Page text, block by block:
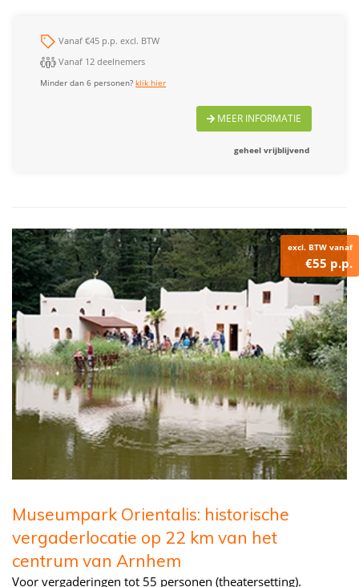
Vanaf €45 p.p. excl. BTW
Vanaf 12 deelnemers
Minder dan 6 personen?klik hier
MEER INFORMATIE
geheel vrijblijvend
excl. BTW vanaf
€55 p.p.
Museumpark Orientalis: historische
vergaderlocatie op 22 km van het
centrum van Arnhem
Voor vergaderingen tot 55 personen (theatersetting).